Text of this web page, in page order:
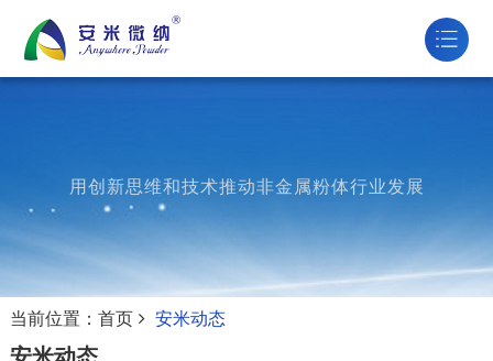
用创新思维和技术推动非金属粉体行业发展
当前位置： 首页 安米动态